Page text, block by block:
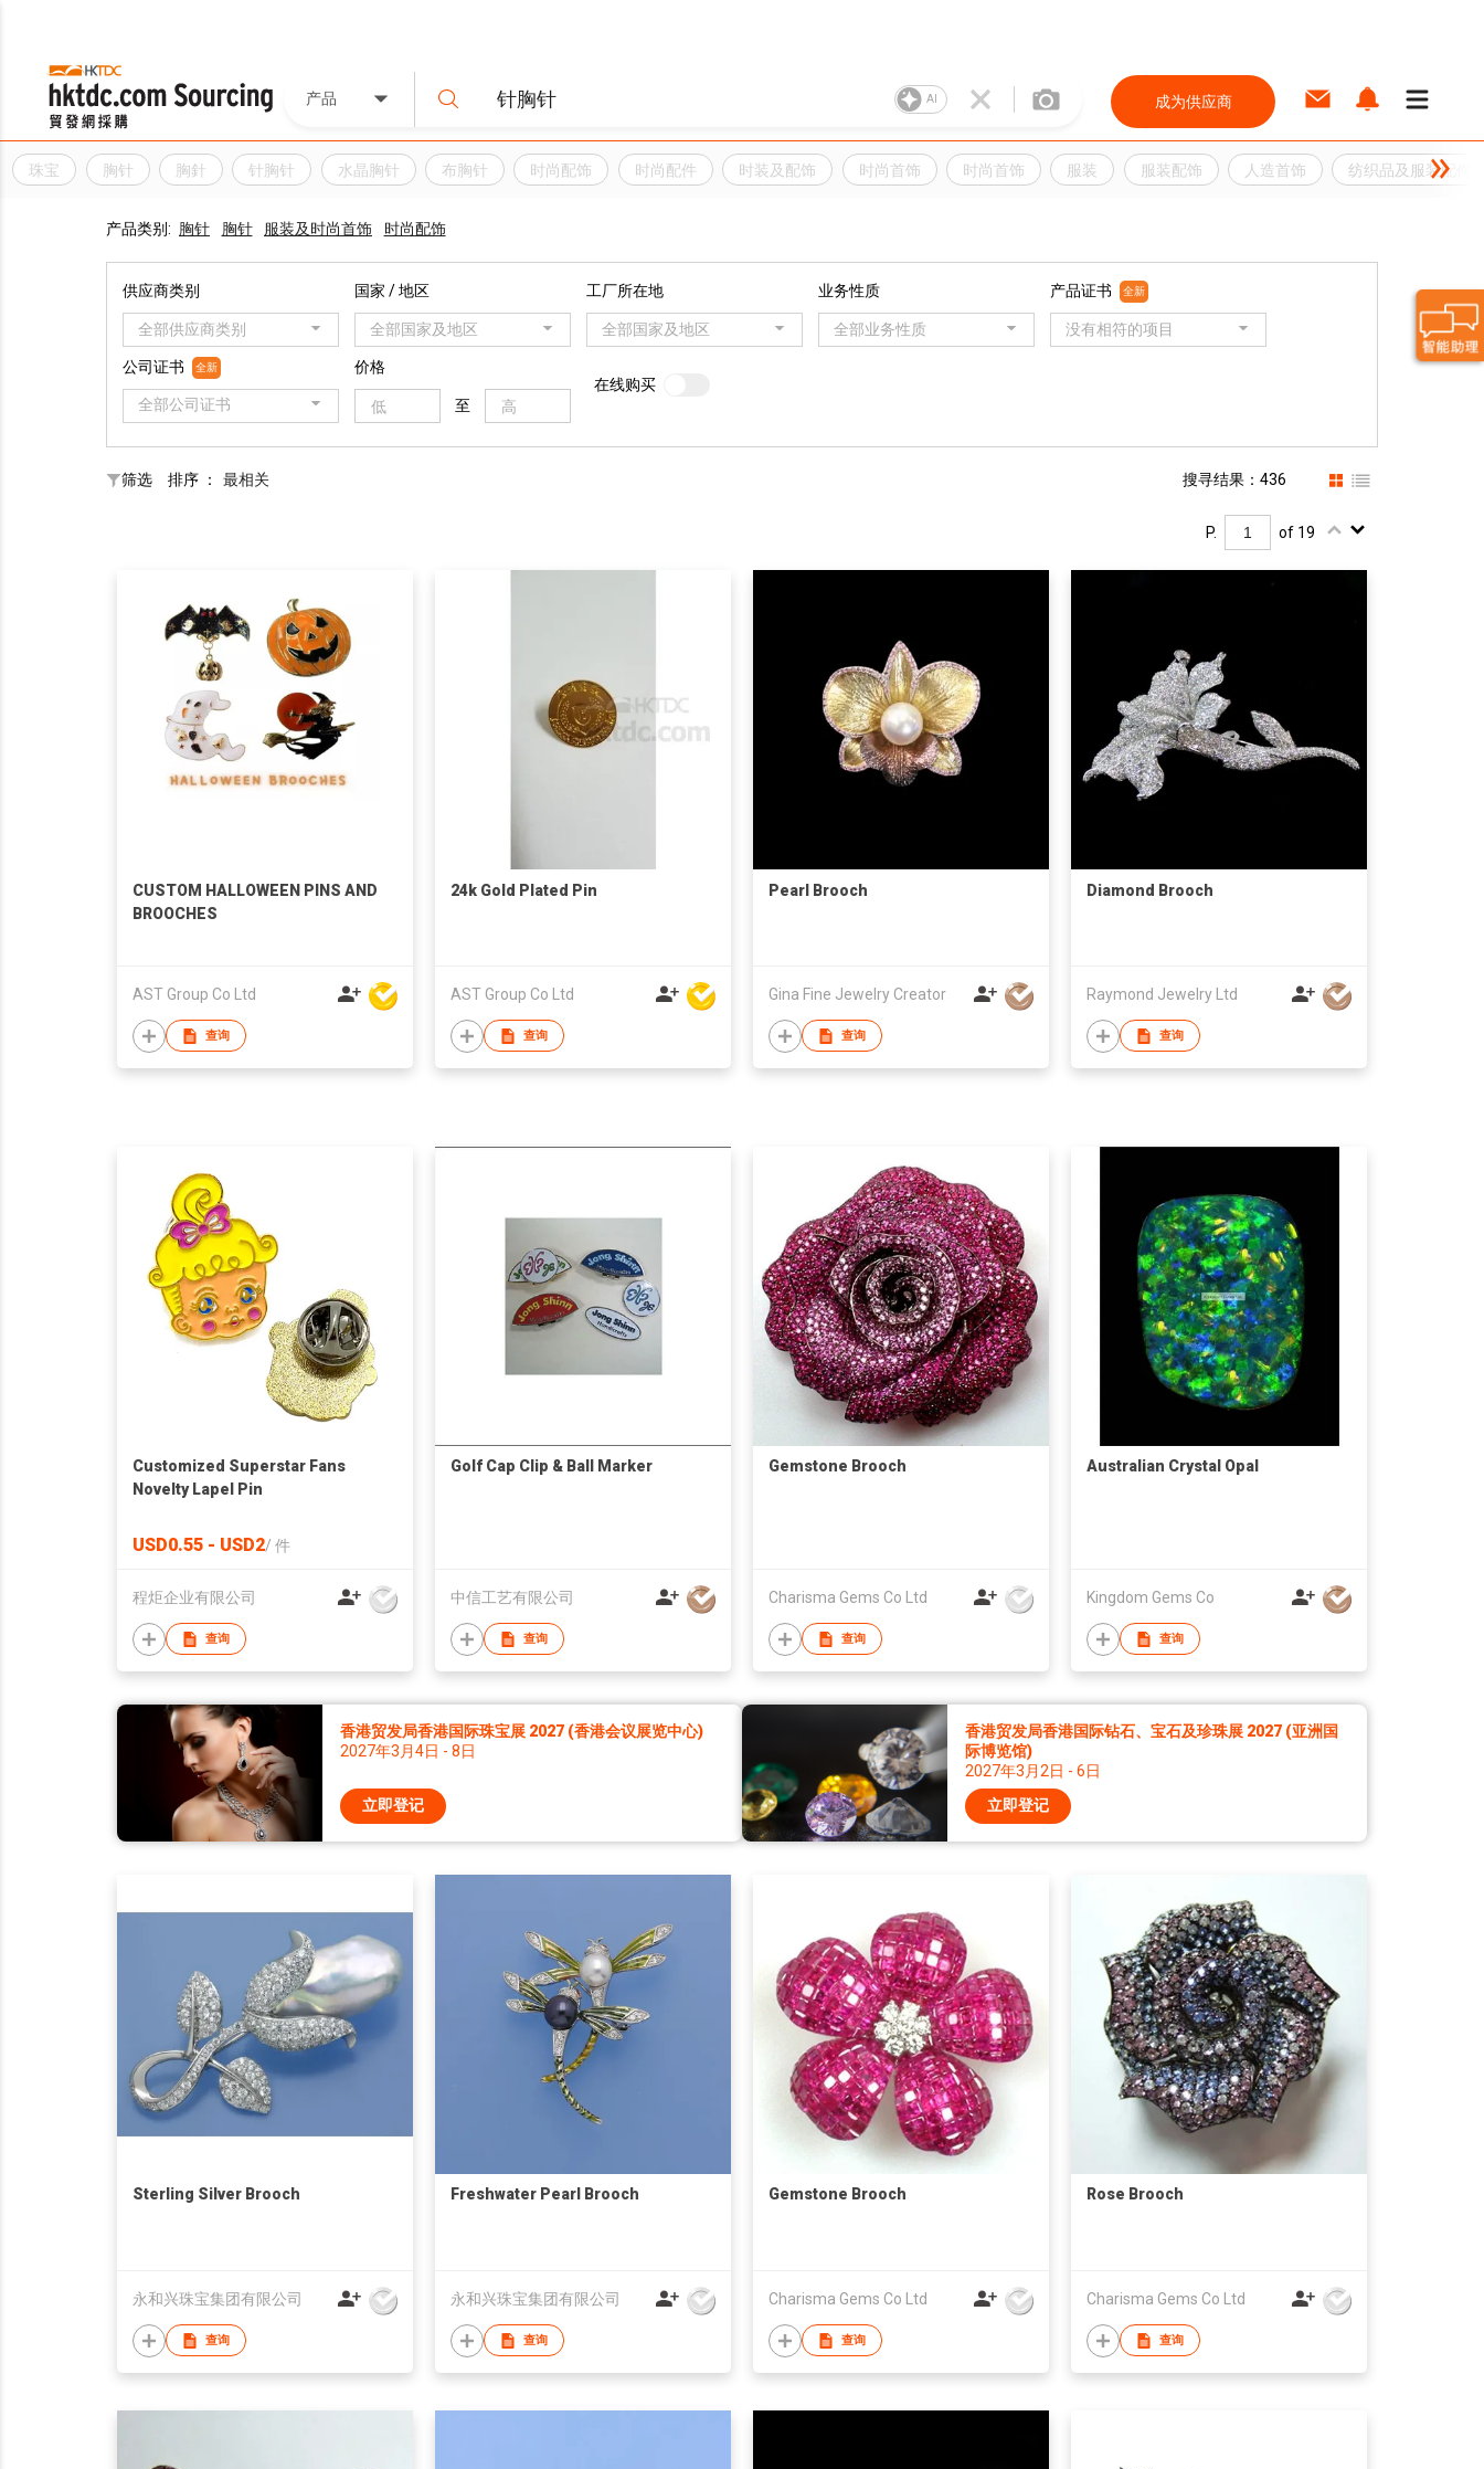
产品 AI 成为供应商
珠宝 胸针 胸針 针胸针 水晶胸针 布胸针 时尚配饰 时尚配件 时装及配饰 时尚首饰 时尚首饰 服装 服装配饰 人造首饰 纺织品及服装配件
产品类别: 胸针 胸针 服装及时尚首饰 时尚配饰
供应商类别
全部供应商类别
国家 / 地区
全部国家及地区
工厂所在地
全部国家及地区
业务性质
全部业务性质
产品证书 全新
没有相符的项目
公司证书 全新
全部公司证书
价格
至
在线购买
筛选 排序 ： 最相关 搜寻结果：436
P. of 19
CUSTOM HALLOWEEN PINS AND
BROOCHES
AST Group Co Ltd
查询
24k Gold Plated Pin
AST Group Co Ltd
查询
Pearl Brooch
Gina Fine Jewelry Creator
查询
Diamond Brooch
Raymond Jewelry Ltd
查询
Customized Superstar Fans
Novelty Lapel Pin
USD0.55 - USD2/ 件
程炬企业有限公司
查询
Golf Cap Clip & Ball Marker
中信工艺有限公司
查询
Gemstone Brooch
Charisma Gems Co Ltd
查询
Australian Crystal Opal
Kingdom Gems Co
查询
香港贸发局香港国际珠宝展 2027 (香港会议展览中心)
2027年3月4日 - 8日
立即登记
香港贸发局香港国际钻石、宝石及珍珠展 2027 (亚洲国
际博览馆)
2027年3月2日 - 6日
立即登记
Sterling Silver Brooch
永和兴珠宝集团有限公司
查询
Freshwater Pearl Brooch
永和兴珠宝集团有限公司
查询
Gemstone Brooch
Charisma Gems Co Ltd
查询
Rose Brooch
Charisma Gems Co Ltd
查询